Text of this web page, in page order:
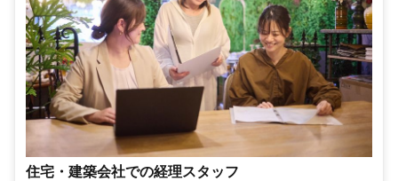
住宅・建築会社での経理スタッフ